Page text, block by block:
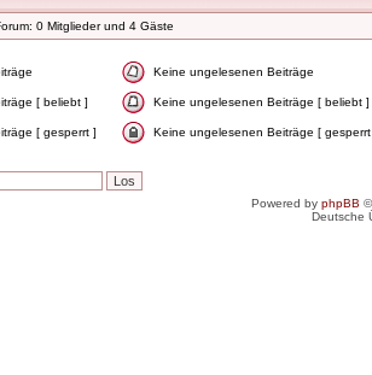
0 Mitglieder und 4 Gäste
Keine ungelesenen Beiträge
[ beliebt ] Keine ungelesenen Beiträge [ beliebt ]
[ gesperrt ] Keine ungelesenen Beiträge [
Powered by phpBB
Deutsche